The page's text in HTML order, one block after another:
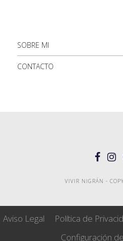
SOBRE MI
CONTACTO
VIVIR NIGRÁN -
Aviso Legal Política de
Configuración